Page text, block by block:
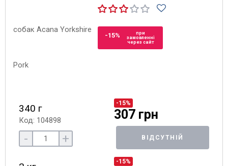
-15%
при
замовленні
через сайт
340 г
Код: 104898
-15%
307 грн
- + ВІДСУТНІЙ
-15%